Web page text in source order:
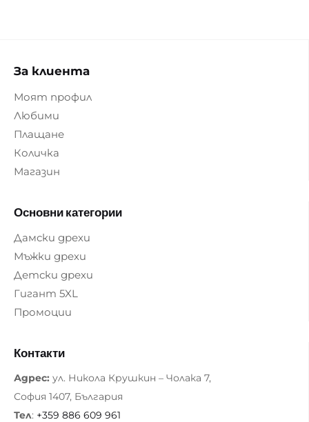
За клиента
Моят профил
Любими
Плащане
Количка
Магазин
Основни категории
Дамски дрехи
Мъжки дрехи
Детски дрехи
Гигант 5XL
Промоции
Контакти
Адрес: ул. Никола Крушкин – Чолака 7,
София 1407, България
Тел: +359 886 609 961